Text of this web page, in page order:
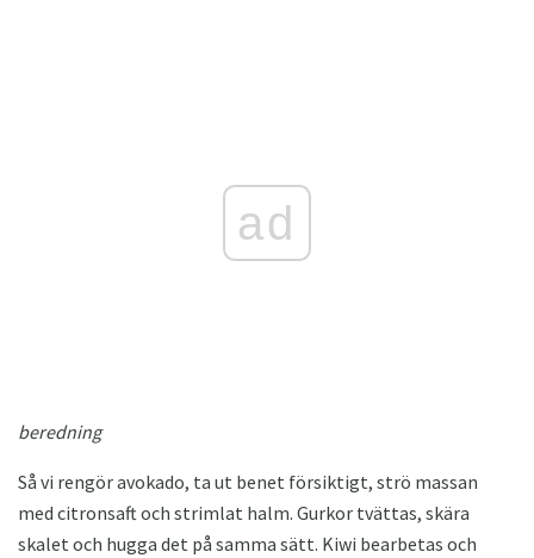
ad
beredning
Så vi rengör avokado, ta ut benet försiktigt, strö massan
med citronsaft och strimlat halm. Gurkor tvättas, skära
skalet och hugga det på samma sätt. Kiwi bearbetas och